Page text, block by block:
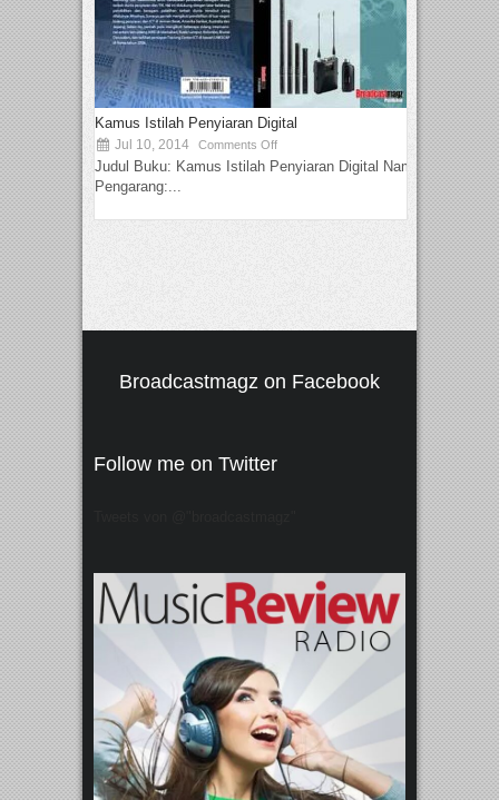
Kamus Istilah Penyiaran Digital
Jul 10, 2014 Comments Off
Judul Buku: Kamus Istilah Penyiaran Digital Nama
Pengarang:...
Broadcastmagz on Facebook
Follow me on Twitter